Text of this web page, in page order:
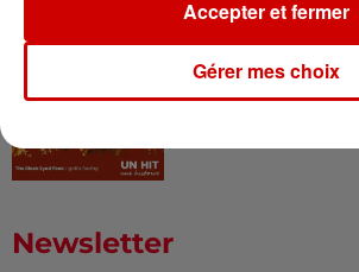
I Gotta Feeling :
Guetta a changé
Newsletter
Gérer mes choix
Accepter et fermer